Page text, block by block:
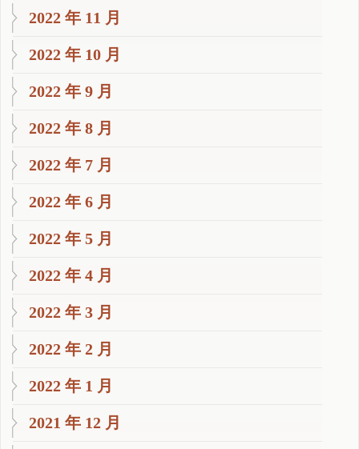
2022 年 11 月
2022 年 10 月
2022 年 9 月
2022 年 8 月
2022 年 7 月
2022 年 6 月
2022 年 5 月
2022 年 4 月
2022 年 3 月
2022 年 2 月
2022 年 1 月
2021 年 12 月